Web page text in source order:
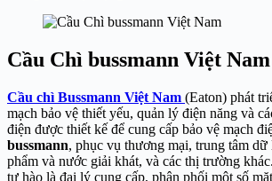
Cầu Chì bussmann Việt Nam
Cầu chì Bussmann Việt Nam (Eaton) phát
mạch bảo vệ thiết yếu, quản lý điện năng và
điện được thiết kế để cung cấp bảo vệ mạch
bussmann, phục vụ thương mại, trung tâm
phẩm và nước giải khát, và các thị trường
tự hào là đại lý cung cấp, phân phối một số